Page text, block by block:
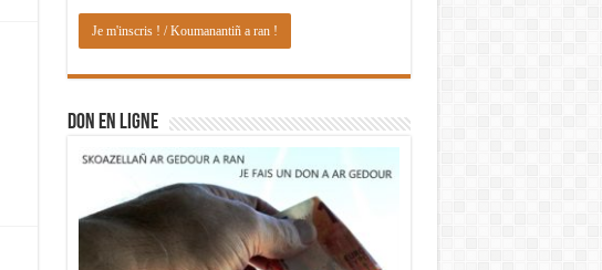
DON EN LIGNE